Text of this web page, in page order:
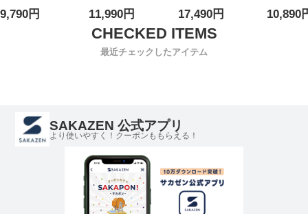
リオアルマーニ)
EA7 ワンポイント
9,790円
リオアルマーニ)
レインボーロゴ ク
ルーネック 半袖 T
シャツ メンズ
11,990円
リオアルマーニ)
メンズ Tシャツ 半
袖 バックロゴ ク
ルーネック カット
ソー
17,490円
リオア
ライン
10,890
最近チェックしたアイテム
SAKAZEN 公式アプリ
より使いやすく！クーポンももらえる！